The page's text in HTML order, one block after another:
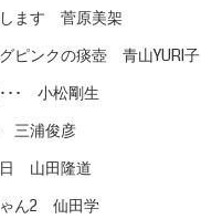
ます 菅原美架
ピンクの痰壺 青山YURI子
･･ 小松剛生
三浦俊彦
山田隆道
ん2 仙田学